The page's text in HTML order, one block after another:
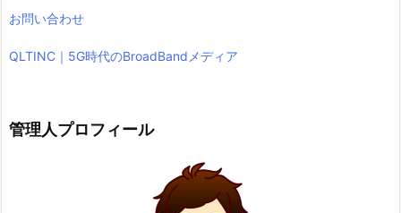
お問い合わせ
QLTINC｜5G時代のBroadBandメディア
管理人プロフィール